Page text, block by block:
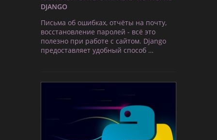
DJANGO
Письма об ошибках, отчёты на почту,
восстановление паролей - всё это
полезно при работе с сайтом. Django
предоставляет удобный способ …